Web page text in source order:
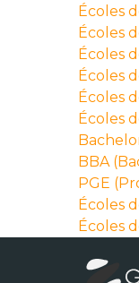
Écoles
Écoles
Écoles
Écoles
Écoles
Écoles
BBA
PGE
Écoles
Écoles